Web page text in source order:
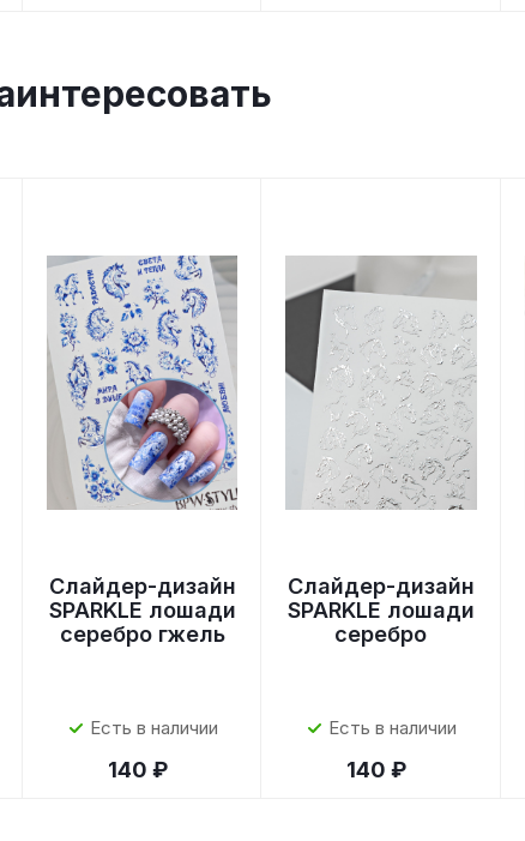
Слайдер-дизайн
SPARKLE лошади
серебро гжель
Есть в наличии
140 ₽
Слайдер-дизайн
SPARKLE лошади
серебро
Есть в наличии
140 ₽